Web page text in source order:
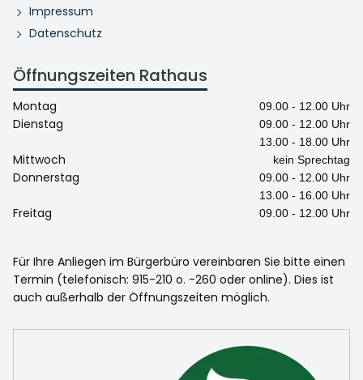
Impressum
Datenschutz
Öffnungszeiten Rathaus
Montag 09.00 - 12.00 Uhr
Dienstag
09.00 - 12.00 Uhr
13.00 - 18.00 Uhr
Mittwoch kein Sprechtag
Donnerstag
09.00 - 12.00 Uhr
13.00 - 16.00 Uhr
Freitag 09.00 - 12.00 Uhr
Für Ihre Anliegen im Bürgerbüro vereinbaren Sie bitte einen
Termin (telefonisch: 915-210 o. -260 oder online). Dies ist
auch außerhalb der Öffnungszeiten möglich.